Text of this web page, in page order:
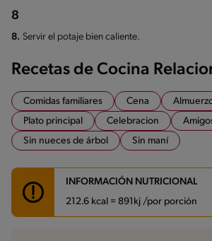
8
8. Servir el potaje bien caliente.
Recetas de Cocina
Comidas familiares Cena
Plato principal
Celebracion
Sin nueces de árbol
Sin maní
INFORMACIÓN NUTRICIONAL
212.6 kcal = 891kj /por porción